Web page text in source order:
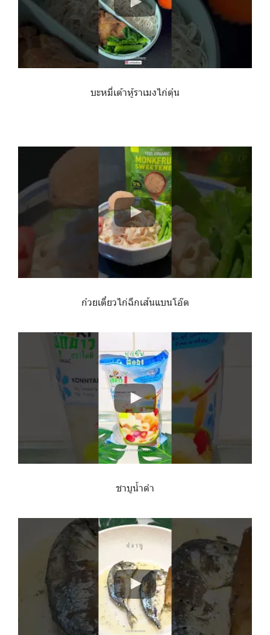
บะหมี่เต้าหู้ราเมงไก่ตุ๋น
ก๋วยเตี๋ยวไก่ฉีกเส้นแบนโอ๊ต
ชาบูน้ำดำ